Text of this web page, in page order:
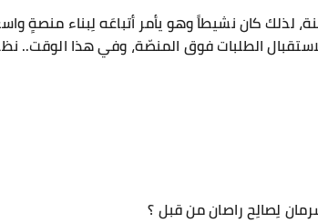
لذلك كان نشيطاً وهو يأمر أتباعَه لِبناء منصةٍ
الطلبات فوق المنصّة، وفي هذا الوقت..
لِصالِح راصان من قبل ؟